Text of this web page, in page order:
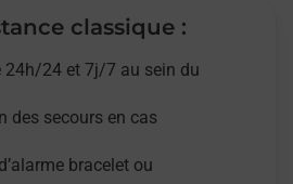
classique :
24h/24 et 7j/7 au sein du
des secours en cas
bracelet ou